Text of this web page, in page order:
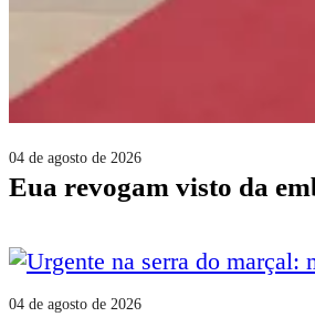
04 de agosto de 2026
eua revogam visto da
04 de agosto de 2026